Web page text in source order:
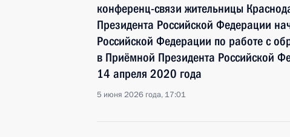
конференц-связи жительницы
Президента Российской Федерации
Российской Федерации по работе с
в Приёмной Президента Российской
14 апреля 2020 года
5 июня 2026 года, 17:01